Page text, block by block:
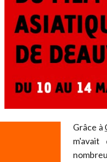
Grâce à